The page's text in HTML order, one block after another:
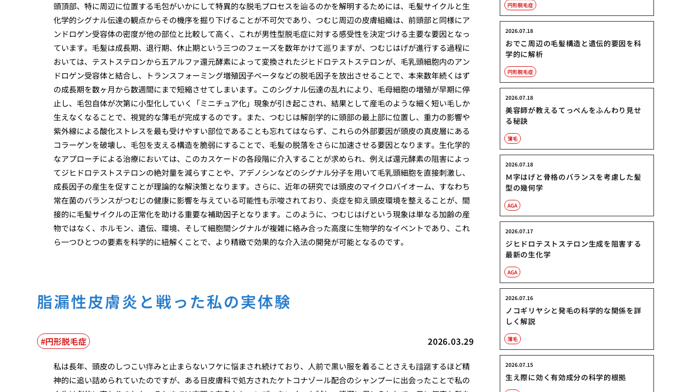
頭頂部、特に周辺に位置する毛包がいかにして特異的な脱毛プロセスを辿るのかを解明するためには、毛髪サイクルと生
化学的シグナル伝達の観点からその機序を掘り下げることが不可欠であり、つむじ周辺の皮膚組織は、前頭部と同様にア
ンドロゲン受容体の密度が他の部位と比較して高く、これが男性型脱毛症に対する感受性を決定づける主要な要因となっ
ています。毛髪は成長期、退行期、休止期という三つのフェーズを数年かけて巡りますが、つむじはげが進行する過程に
おいては、テストステロンから五アルファ還元酵素によって変換されたジヒドロテストステロンが、毛乳頭細胞内のアン
ドロゲン受容体と結合し、トランスフォーミング増殖因子ベータなどの脱毛因子を放出させることで、本来数年続くはず
の成長期を数ヶ月から数週間にまで短縮させてしまいます。このシグナル伝達の乱れにより、毛母細胞の増殖が早期に停
止し、毛包自体が次第に小型化していく「ミニチュア化」現象が引き起こされ、結果として産毛のような細く短い毛しか
生えなくなることで、視覚的な薄毛が完成するのです。また、つむじは解剖学的に頭部の最上部に位置し、重力の影響や
紫外線による酸化ストレスを最も受けやすい部位であることも忘れてはならず、これらの外部要因が頭皮の真皮層にある
コラーゲンを破壊し、毛包を支える構造を脆弱にすることで、毛髪の脱落をさらに加速させる要因となります。生化学的
なアプローチによる治療においては、このカスケードの各段階に介入することが求められ、例えば還元酵素の阻害によっ
てジヒドロテストステロンの絶対量を減らすことや、アデノシンなどのシグナル分子を用いて毛乳頭細胞を直接刺激し、
成長因子の産生を促すことが理論的な解決策となります。さらに、近年の研究では頭皮のマイクロバイオーム、すなわち
常在菌のバランスがつむじの健康に影響を与えている可能性も示唆されており、炎症を抑え頭皮環境を整えることが、間
接的に毛髪サイクルの正常化を助ける重要な補助因子となります。このように、つむじはげという現象は単なる加齢の産
物ではなく、ホルモン、遺伝、環境、そして細胞間シグナルが複雑に絡み合った高度に生物学的なイベントであり、これ
ら一つひとつの要素を科学的に紐解くことで、より精緻で効果的な介入法の開発が可能となるのです。
脂漏性皮膚炎と戦った私の実体験
2026.03.29
円形脱毛症
私は長年、頭皮のしつこい痒みと止まらないフケに悩まされ続けており、人前で黒い服を着ることさえも躊躇するほど精
神的に追い詰められていたのですが、ある日皮膚科で処方されたケトコナゾール配合のシャンプーに出会ったことで私の
円形脱毛症
おでこ周辺の毛髪構造と遺伝的要因を科
学的に解析
2026.07.18
円形脱毛症
美容師が教えるてっぺんをふんわり見せ
る秘訣
2026.07.18
薄毛
Ｍ字はげと骨格のバランスを考慮した髪
型の幾何学
2026.07.18
AGA
ジヒドロテストステロン生成を阻害する
最新の生化学
2026.07.17
AGA
ノコギリヤシと発毛の科学的な関係を詳
しく解説
2026.07.16
薄毛
生え際に効く有効成分の科学的根拠
2026.07.15